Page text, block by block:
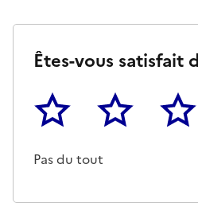
Êtes-vous satisfait
1
Pas du tout
2 3